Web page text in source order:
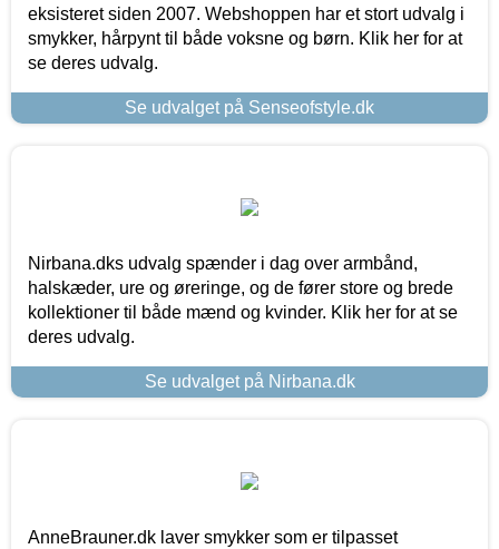
eksisteret siden 2007. Webshoppen har et stort udvalg i
smykker, hårpynt til både voksne og børn. Klik her for at
se deres udvalg.
Se udvalget på Senseofstyle.dk
Nirbana.dks udvalg spænder i dag over armbånd,
halskæder, ure og øreringe, og de fører store og brede
kollektioner til både mænd og kvinder. Klik her for at se
deres udvalg.
Se udvalget på Nirbana.dk
AnneBrauner.dk laver smykker som er tilpasset